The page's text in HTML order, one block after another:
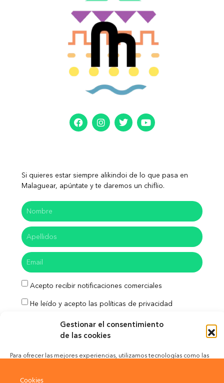
Gestionar el consentimiento
de las cookies
Para ofrecer las mejores experiencias, utilizamos tecnologías como las
Si quieres estar siempre alikindoi de lo que pasa en
Malaguear, apúntate y te daremos un chiflio.
Acepto recibir notificaciones comerciales
He leído y acepto las políticas de privacidad